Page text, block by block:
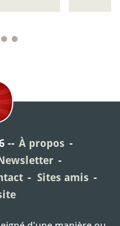
À propos
Sites amis